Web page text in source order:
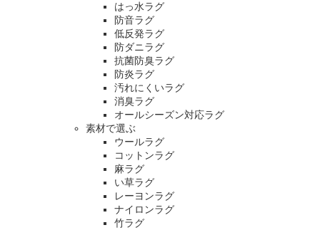
はっ水ラグ
防音ラグ
低反発ラグ
防ダニラグ
抗菌防臭ラグ
防炎ラグ
汚れにくいラグ
消臭ラグ
オールシーズン対応ラグ
素材で選ぶ
ウールラグ
コットンラグ
麻ラグ
い草ラグ
レーヨンラグ
ナイロンラグ
竹ラグ